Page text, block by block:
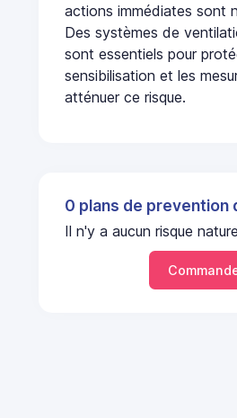
actions immédiates sont
Des systèmes de
sont essentiels pour
sensibilisation et les
atténuer ce risque.
0 plans de prevention
Il n'y a aucun risque